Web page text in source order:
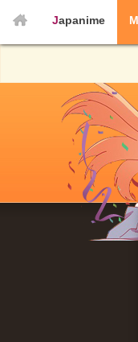
Japanime